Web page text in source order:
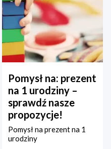
Pomysł na: prezent
na 1 urodziny –
sprawdź nasze
propozycje!
Pomysł na prezent na 1
urodziny